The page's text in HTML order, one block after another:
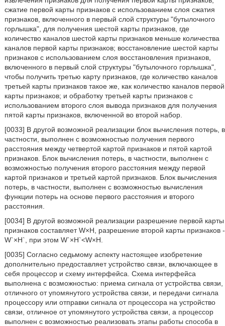
сжатие первой карты признаков с использованием слоя сжатия
признаков, включенного в первый слой структуры "бутылочного
горлышка", для получения шестой карты признаков, где
количество каналов шестой карты признаков меньше количества
каналов первой карты признаков; восстановление шестой карты
признаков с использованием слоя восстановления признаков,
включенного в первый слой структуры "бутылочного горлышка",
чтобы получить третью карту признаков, где количество каналов
третьей карты признаков такое же, как количество каналов первой
карты признаков; и обработку третьей карты признаков с
использованием второго слоя вывода признаков для получения
пятой карты признаков, включенной во второй набор.
[0033] В другой возможной реализации блок вычисления потерь, в
частности, выполнен с возможностью получения первого
расстояния между четвертой картой признаков и пятой картой
признаков. Блок вычисления потерь, в частности, выполнен с
возможностью получения второго расстояния между первой
картой признаков и третьей картой признаков. Блок вычисления
потерь, в частности, выполнен с возможностью вычисления
функции потерь на основе первого расстояния и второго
расстояния.
[0034] В другой возможной реализации разрешение первой карты
признаков составляет W×H, разрешение второй карты признаков -
W`×H`, при этом W`×H`<W×H.
[0035] Согласно седьмому аспекту настоящее изобретение
дополнительно предоставляет устройство связи, включающее в
себя процессор и схему интерфейса. Схема интерфейса
выполнена с возможностью: приема сигнала от устройства связи,
отличного от упомянутого устройства связи, и передачи сигнала
процессору или отправки сигнала от процессора на устройство
связи, отличное от упомянутого устройства связи, а процессор
выполнен с возможностью реализовать этапы работы способа в